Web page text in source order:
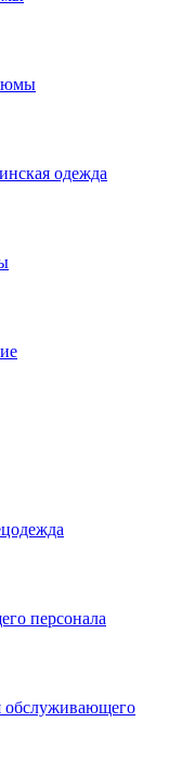
одежда
персонала
обслуживающего